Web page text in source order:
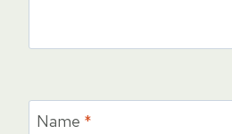
Name *